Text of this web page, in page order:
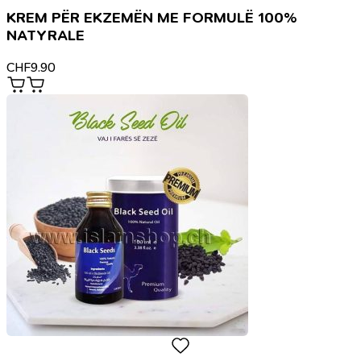
KREM PËR EKZEMËN ME FORMULË 100%
NATYRALE
CHF9.90